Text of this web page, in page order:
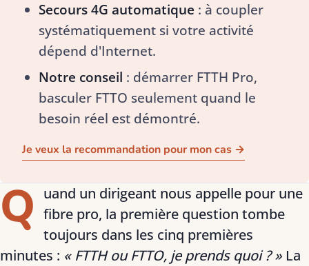
Secours 4G automatique : à coupler
systématiquement si votre activité
dépend d'Internet.
Notre conseil : démarrer FTTH Pro,
basculer FTTO seulement quand le
besoin réel est démontré.
Je veux la recommandation pour mon cas →
Q uand un dirigeant nous appelle pour une
fibre pro, la première question tombe
toujours dans les cinq premières
minutes : « FTTH ou FTTO, je prends quoi ? » La